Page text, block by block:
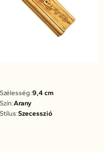
Szélesség:9,4 cm
Szín:Arany
Stílus:Szecesszió